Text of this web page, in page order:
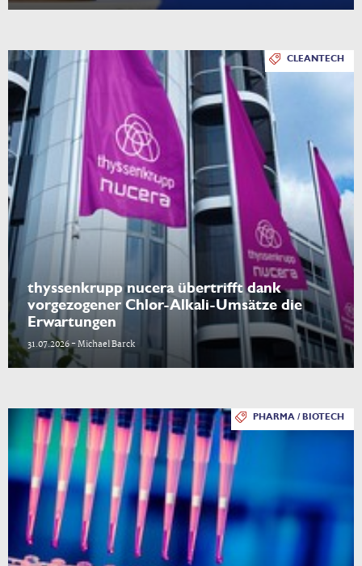
CLEANTECH
thyssenkrupp nucera übertrifft dank
vorgezogener Chlor-Alkali-Umsätze die
Erwartungen
31.07.2026 - Michael Barck
PHARMA / BIOTECH